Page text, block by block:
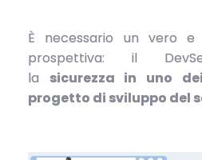
È necessario un vero
prospettiva: il
la sicurezza in uno
progetto di sviluppo del